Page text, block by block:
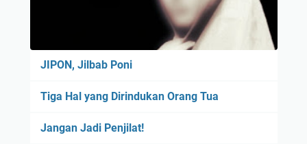
JIPON, Jilbab Poni
Tiga Hal yang Dirindukan Orang Tua
Jangan Jadi Penjilat!